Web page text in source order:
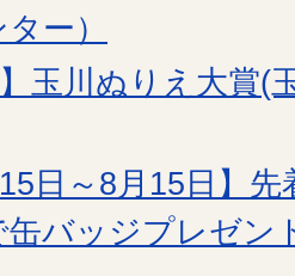
ー）
】玉川ぬりえ大賞
15日～8月15日】
缶バッジプレゼン